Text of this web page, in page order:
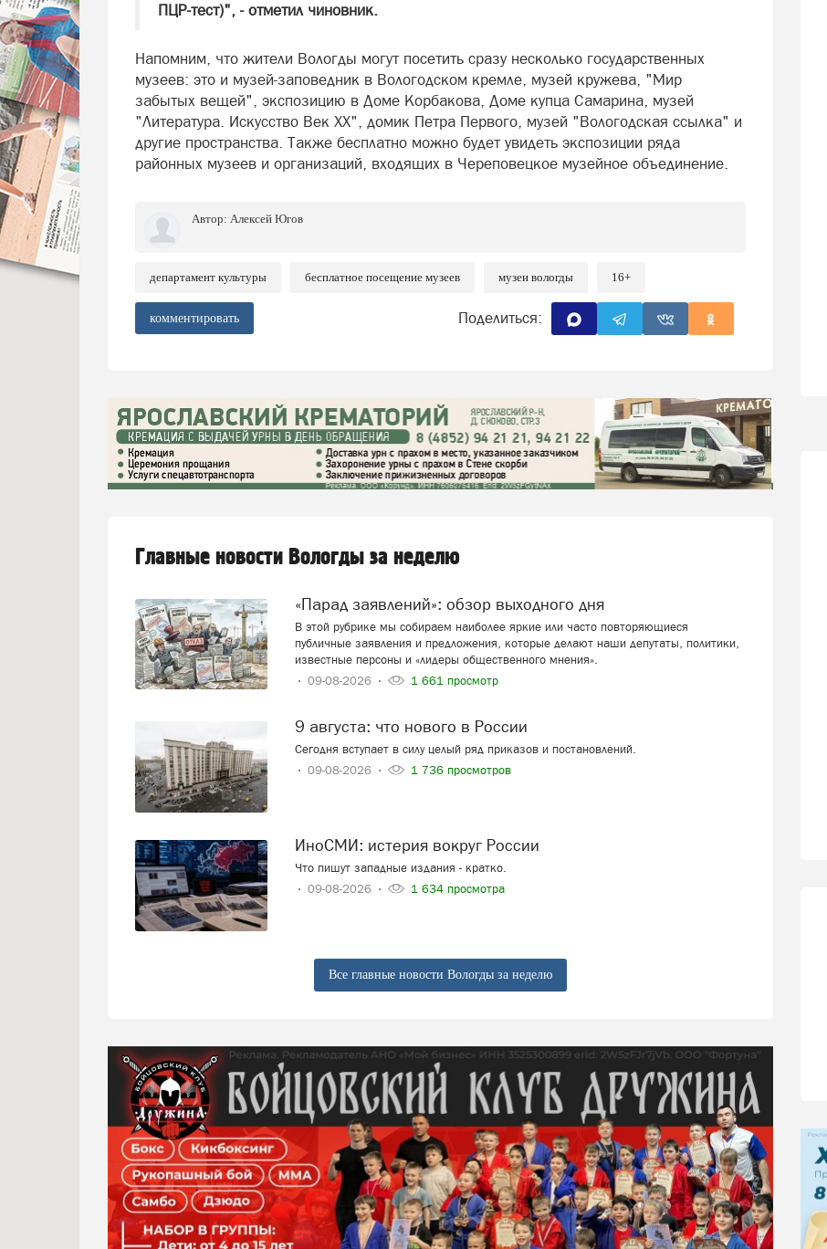
ПЦР-тест)", - отметил чиновник.
Напомним, что жители Вологды могут посетить сразу несколько государственных
музеев: это и музей-заповедник в Вологодском кремле, музей кружева, "Мир
забытых вещей", экспозицию в Доме Корбакова, Доме купца Самарина, музей
"Литература. Искусство Век ХХ", домик Петра Первого, музей "Вологодская ссылка" и
другие пространства. Также бесплатно можно будет увидеть экспозиции ряда
районных музеев и организаций, входящих в Череповецкое музейное объединение.
Автор: Алексей Югов
департамент культуры бесплатное посещение музеев музеи вологды 16+
комментировать Поделиться:
Главные новости Вологды за неделю
«Парад заявлений»: обзор выходного дня
В этой рубрике мы собираем наиболее яркие или часто повторяющиеся
публичные заявления и предложения, которые делают наши депутаты, политики,
известные персоны и «лидеры общественного мнения».
09-08-2026
1 661 просмотр
9 августа: что нового в России
Сегодня вступает в силу целый ряд приказов и постановлений.
09-08-2026
1 736 просмотров
ИноСМИ: истерия вокруг России
Что пишут западные издания - кратко.
09-08-2026
1 634 просмотра
Все главные новости Вологды за неделю